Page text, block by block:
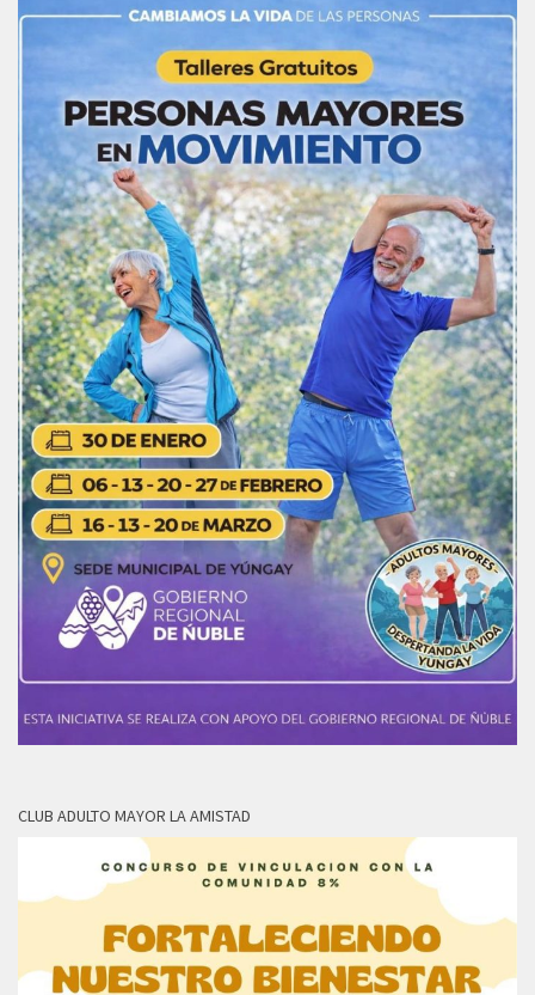
CLUB ADULTO MAYOR LA AMISTAD